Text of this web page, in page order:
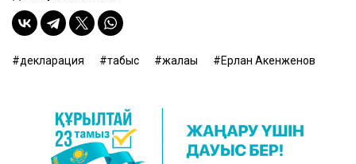
декларация табыс жалақы Ерлан Ақкенженов